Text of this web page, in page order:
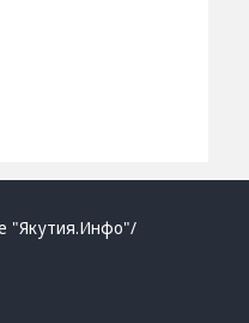
"Якутия.Инфо"/